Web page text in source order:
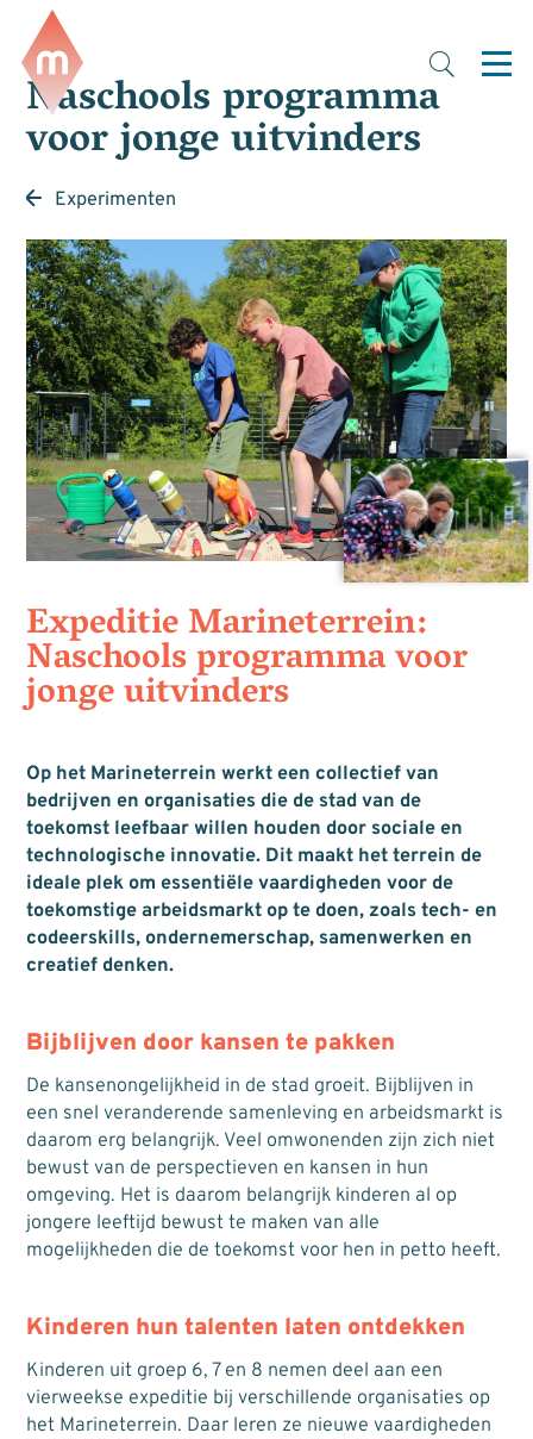
Naschools programma
voor jonge uitvinders
Experimenten
Expeditie Marineterrein:
Naschools programma voor
jonge uitvinders
Op het Marineterrein werkt een collectief van
bedrijven en organisaties die de stad van de
toekomst leefbaar willen houden door sociale en
technologische innovatie. Dit maakt het terrein de
ideale plek om essentiële vaardigheden voor de
toekomstige arbeidsmarkt op te doen, zoals tech- en
codeerskills, ondernemerschap, samenwerken en
creatief denken.
Bijblijven door kansen te pakken
De kansenongelijkheid in de stad groeit. Bijblijven in
een snel veranderende samenleving en arbeidsmarkt is
daarom erg belangrijk. Veel omwonenden zijn zich niet
bewust van de perspectieven en kansen in hun
omgeving. Het is daarom belangrijk kinderen al op
jongere leeftijd bewust te maken van alle
mogelijkheden die de toekomst voor hen in petto heeft.
Kinderen hun talenten laten ontdekken
Kinderen uit groep 6, 7 en 8 nemen deel aan een
vierweekse expeditie bij verschillende organisaties op
het Marineterrein. Daar leren ze nieuwe vaardigheden